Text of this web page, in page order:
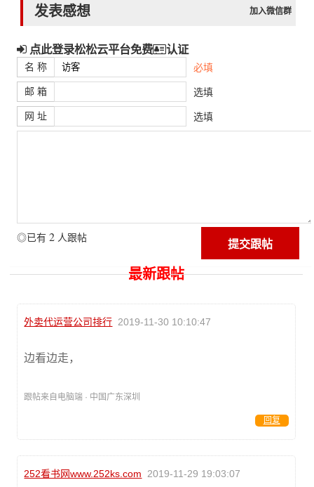
发表感想 加入微信群
点此登录松松云平台免费 认证
名 称 必填
邮 箱 选填
网 址 选填
◎已有 2 人跟帖
最新跟帖
外卖代运营公司排行 2019-11-30 10:10:47
边看边走，
跟帖来自电脑端 · 中国广东深圳
回复
252看书网www.252ks.com 2019-11-29 19:03:07